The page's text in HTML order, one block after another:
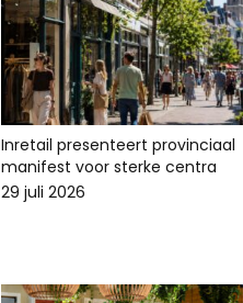
Inretail presenteert provinciaal
manifest voor sterke centra
29 juli 2026